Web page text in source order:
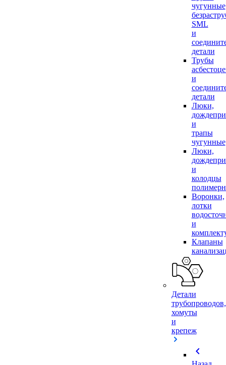
чугунные
SML
и
детали
Трубы
и
детали
Люки,
и
трапы
чугунные
Люки,
и
колодцы
Воронки,
лотки
и
Клапаны
Детали
трубопроводов,
хомуты
и
крепеж
chevron_left